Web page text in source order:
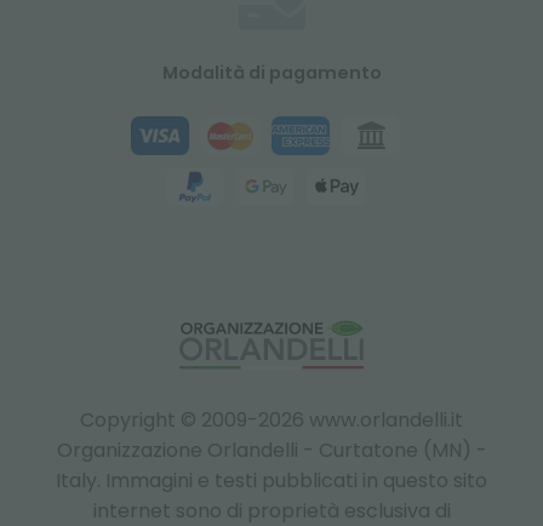
Copyright © 2009-2026 www.orlandelli.it
Organizzazione Orlandelli - Curtatone (MN) -
Italy. Immagini e testi pubblicati in questo sito
internet sono di proprietà esclusiva di
Modalità di pagamento